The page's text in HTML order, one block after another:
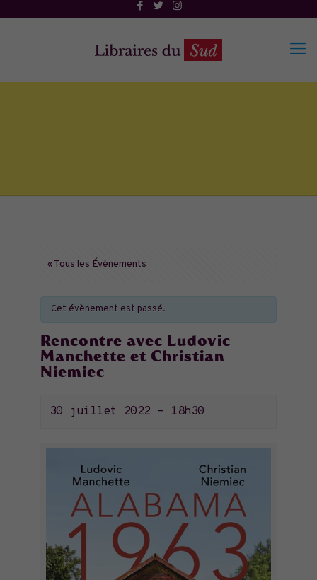
« Tous les Évènements
Cet évènement est passé.
Rencontre avec Ludovic
Manchette et Christian
Niemiec
30 juillet 2022 - 18h30